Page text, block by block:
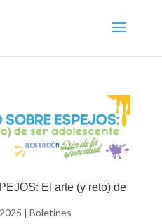
El arte (y reto) de
| Boletines